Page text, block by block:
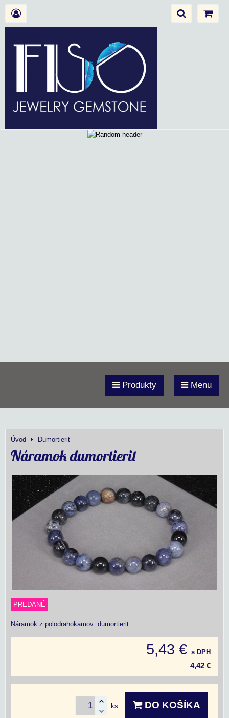
Produkty Menu
Úvod Dumortierit
Náramok dumortierit
PREDANÉ
Náramok z polodrahokamov: dumortierit
5,43 € s DPH
4,42 €
ks DO KOŠÍKA